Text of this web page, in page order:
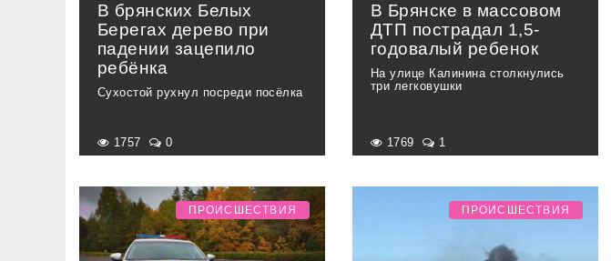
В брянских Белых
Берегах дерево при
падении зацепило
ребёнка
Сухостой рухнул посреди посёлка
1757 0
В Брянске в массовом
ДТП пострадал 1,5-
годовалый ребенок
На улице Калинина столкнулись
три легковушки
1769 1
ПРОИСШЕСТВИЯ ПРОИСШЕСТВИЯ